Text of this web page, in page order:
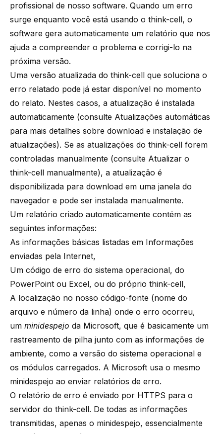
profissional de nosso software. Quando um erro
surge enquanto você está usando o think-cell, o
software gera automaticamente um relatório que nos
ajuda a compreender o problema e corrigi-lo na
próxima versão.
Uma versão atualizada do think-cell que soluciona o
erro relatado pode já estar disponível no momento
do relato. Nestes casos, a atualização é instalada
automaticamente (consulte Atualizações automáticas
para mais detalhes sobre download e instalação de
atualizações). Se as atualizações do think-cell forem
controladas manualmente (consulte Atualizar o
think-cell manualmente), a atualização é
disponibilizada para download em uma janela do
navegador e pode ser instalada manualmente.
Um relatório criado automaticamente contém as
seguintes informações:
As informações básicas listadas em Informações
enviadas pela Internet,
Um código de erro do sistema operacional, do
PowerPoint ou Excel, ou do próprio think-cell,
A localização no nosso código-fonte (nome do
arquivo e número da linha) onde o erro ocorreu,
um minidespejo da Microsoft, que é basicamente um
rastreamento de pilha junto com as informações de
ambiente, como a versão do sistema operacional e
os módulos carregados. A Microsoft usa o mesmo
minidespejo ao enviar relatórios de erro.
O relatório de erro é enviado por HTTPS para o
servidor do think-cell. De todas as informações
transmitidas, apenas o minidespejo, essencialmente